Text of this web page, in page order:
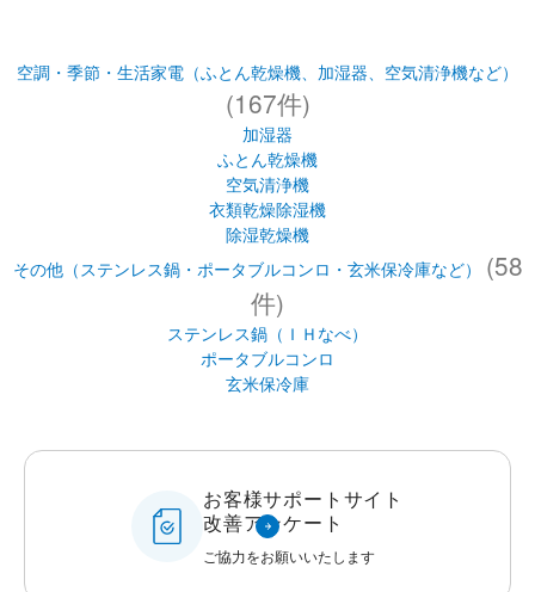
空調・季節・生活家電（ふとん乾燥機、加湿器、空気清浄機など）
(167件)
加湿器
ふとん乾燥機
空気清浄機
衣類乾燥除湿機
除湿乾燥機
その他（ステンレス鍋・ポータブルコンロ・玄米保冷庫など）
(58
件)
ステンレス鍋（ＩＨなべ）
ポータブルコンロ
玄米保冷庫
お客様サポートサイト
改善アンケート
ご協力をお願いいたします